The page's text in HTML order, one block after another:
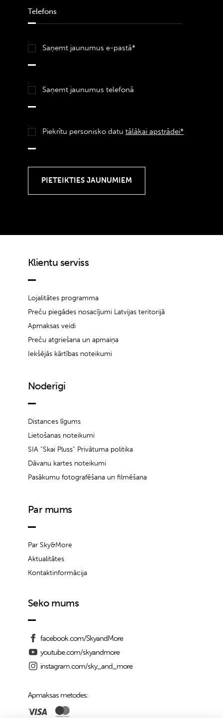
Saņemt jaunumus e-pastā*
Saņemt jaunumus telefonā
Piekrītu personisko datu tālākai apstrādei*
Klientu serviss
Lojalitātes programma
Preču piegādes nosacījumi Latvijas teritorijā
Apmaksas veidi
Preču atgriešana un apmaiņa
Iekšējās kārtības noteikumi
Noderīgi
Distances līgums
Lietošanas noteikumi
SIA “Skai Pluss” Privātuma politika
Dāvanu kartes noteikumi
Pasākumu fotografēšana un filmēšana
Par mums
Par Sky&More
Aktualitātes
Kontaktinformācija
Seko mums
facebook.com/SkyandMore
youtube.com/skyandmore
instagram.com/sky_and_more
Apmaksas metodes: